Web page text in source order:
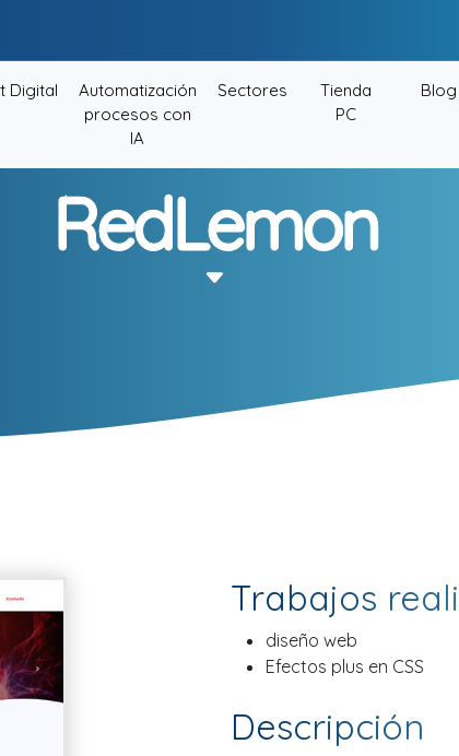
Digital
Automatización
procesos con
IA
Sectores
Tienda
PC
Blog
RedLemon
Trabajos
diseño web
Efectos plus en CSS
Descripción